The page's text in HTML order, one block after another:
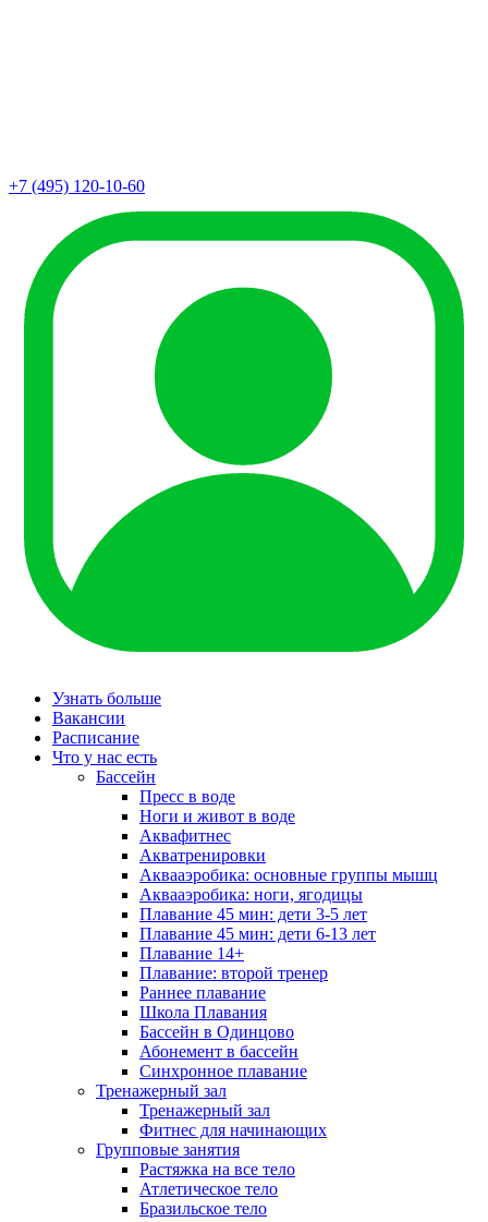
+7 (495) 120-10-60
Узнать больше
Вакансии
Расписание
Что у нас есть
Бассейн
Пресс в воде
Ноги и живот в воде
Аквафитнес
Акватренировки
Аквааэробика: основные группы мышц
Аквааэробика: ноги, ягодицы
Плавание 45 мин: дети 3-5 лет
Плавание 45 мин: дети 6-13 лет
Плавание 14+
Плавание: второй тренер
Раннее плавание
Школа Плавания
Бассейн в Одинцово
Абонемент в бассейн
Синхронное плавание
Тренажерный зал
Тренажерный зал
Фитнес для начинающих
Групповые занятия
Растяжка на все тело
Атлетическое тело
Бразильское тело